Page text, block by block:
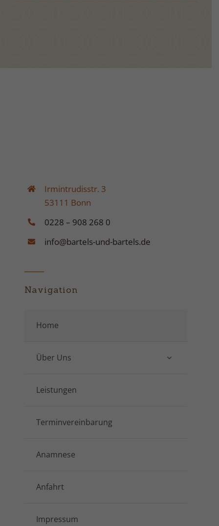
Irmintrudisstr. 3
53111 Bonn
0228 – 908 268 0
info@bartels-und-bartels.de
Navigation
Home
Über Uns
Leistungen
Terminvereinbarung
Anamnese
Anfahrt
Impressum